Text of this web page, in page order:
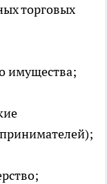
торговых
имущества;